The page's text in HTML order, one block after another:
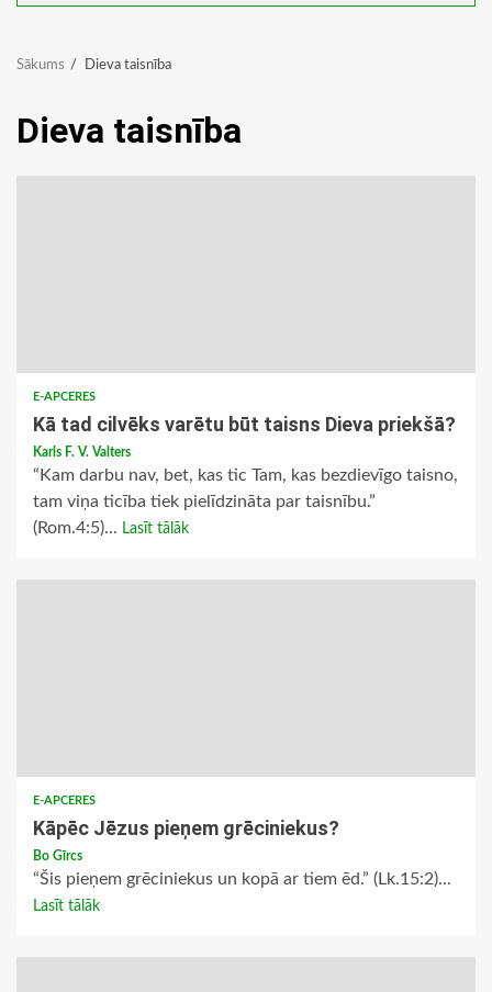
Sākums Dieva taisnība
Dieva taisnība
E-APCERES
Kā tad cilvēks varētu būt taisns Dieva priekšā?
Karls F. V. Valters
“Kam darbu nav, bet, kas tic Tam, kas bezdievīgo taisno,
tam viņa ticība tiek pielīdzināta par taisnību.”
(Rom.4:5)... Lasīt tālāk
E-APCERES
Kāpēc Jēzus pieņem grēciniekus?
Bo Gīrcs
“Šis pieņem grēciniekus un kopā ar tiem ēd.” (Lk.15:2)...
Lasīt tālāk